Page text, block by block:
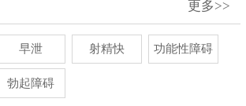
更多>>
早泄 射精快 功能性障碍
勃起障碍